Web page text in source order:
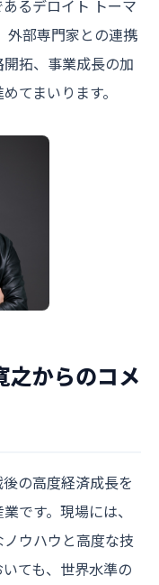
るデロイト トーマ
外部専門家との連携
拓、事業成長の加
てまいります。
之からのコメ
の高度経済成長を
です。現場には、
ウハウと高度な技
ても、世界水準の